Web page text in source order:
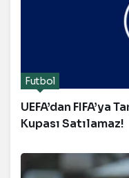
Futbol
UEFA’dan FIFA’ya
Kupası Satılamaz!